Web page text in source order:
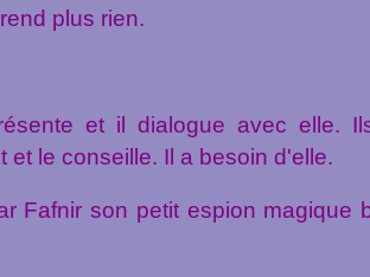
plus rien.
et il dialogue avec elle.
et le conseille. Il a besoin d'elle.
Fafnir son petit espion magique